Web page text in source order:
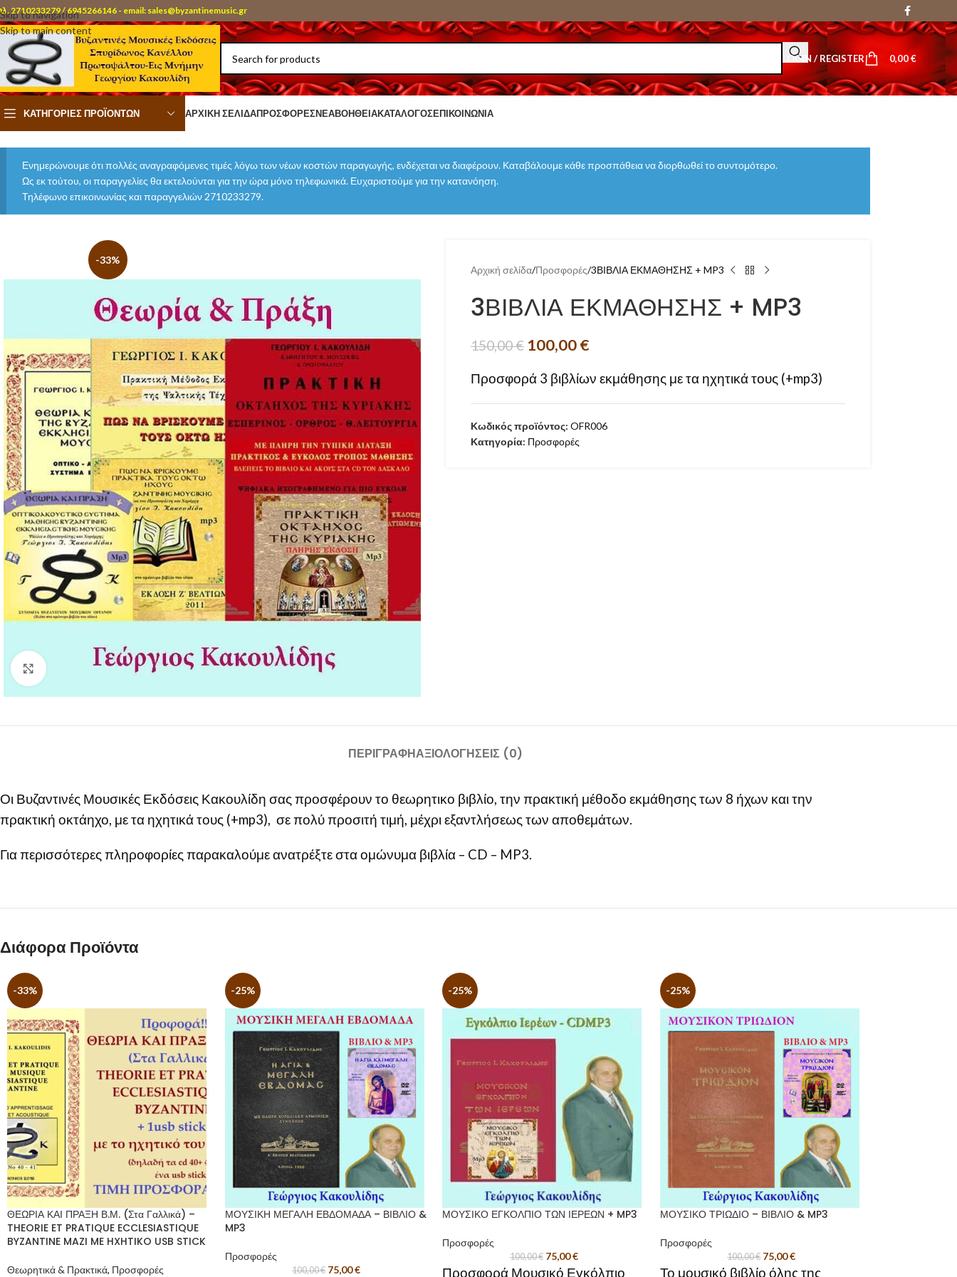
Skip to navigation
Skip to main content
2710233279 / 6945266146 - email: sales@byzantinemusic.gr
LOGIN / REGISTER 0,00€
ΚΑΤΗΓΟΡΊΕΣ ΠΡΟΪΌΝΤΩΝ ΑΡΧΙΚΉ ΣΕΛΊΔΑΠΡΟΣΦΟΡΈΣΝΈΑΒΟΉΘΕΙΑΚΑΤΆΛΟΓΟΣΕΠΙΚΟΙΝΩΝΊΑ
Ενημερώνουμε ότι πολλές αναγραφόμενες τιμές λόγω των νέων κοστών παραγωγής, ενδέχεται να διαφέρουν. Καταβάλουμε κάθε προσπάθεια να διορθωθεί το συντομότερο.
Ως εκ τούτου, οι παραγγελίες θα εκτελούνται για την ώρα μόνο τηλεφωνικά. Ευχαριστούμε για την κατανόηση.
Τηλέφωνο επικοινωνίας και παραγγελιών 2710233279.
-33%
Click to enlarge
Αρχική σελίδα Προσφορές 3ΒΙΒΛΙΑ ΕΚΜΑΘΗΣΗΣ + MP3
3ΒΙΒΛΙΑ ΕΚΜΑΘΗΣΗΣ + MP3
150,00€ 100,00€
Προσφορά 3 βιβλίων εκμάθησης με τα ηχητικά τους (+mp3)
Κωδικός προϊόντος: OFR006
Κατηγορία: Προσφορές
ΠΕΡΙΓΡΑΦΉΑΞΙΟΛΟΓΉΣΕΙΣ (0)
Οι Βυζαντινές Μουσικές Εκδόσεις Κακουλίδη σας προσφέρουν το θεωρητικο βιβλίο, την πρακτική μέθοδο εκμάθησης των 8 ήχων και την
πρακτική οκτάηχο, με τα ηχητικά τους (+mp3), σε πολύ προσιτή τιμή, μέχρι εξαντλήσεως των αποθεμάτων.
Για περισσότερες πληροφορίες παρακαλούμε ανατρέξτε στα ομώνυμα βιβλία – CD – MP3.
Διάφορα Προϊόντα
-33%
ΘΕΩΡΙΑ ΚΑΙ ΠΡΑΞΗ Β.Μ. (Στα Γαλλικά) –
THEORIE ET PRATIQUE ECCLESIASTIQUE
BYZANTINE MAZI ME HXHTIKO USB STICK
Θεωρητικά & Πρακτικά, Προσφορές
-25%
ΜΟΥΣΙΚΗ ΜΕΓΑΛΗ ΕΒΔΟΜΑΔΑ – ΒΙΒΛΙΟ &
MP3
Προσφορές
100,00€ 75,00€
-25%
ΜΟΥΣΙΚΟ ΕΓΚΟΛΠΙΟ ΤΩΝ ΙΕΡΕΩΝ + MP3
Προσφορές
100,00€ 75,00€
Προσφορά Μουσικό Εγκόλπιο
-25%
ΜΟΥΣΙΚΟ ΤΡΙΩΔΙΟ – ΒΙΒΛΙΟ & MP3
Προσφορές
100,00€ 75,00€
Το μουσικό βιβλίο όλης της